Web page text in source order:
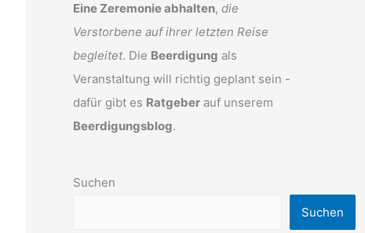
Eine Zeremonie abhalten, die
Verstorbene auf ihrer letzten Reise
begleitet. Die Beerdigung als
Veranstaltung will richtig geplant sein -
dafür gibt es Ratgeber auf unserem
Beerdigungsblog.
Suchen
Suchen